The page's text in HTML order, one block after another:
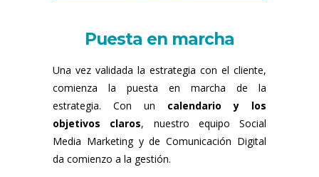
Puesta en marcha
Una vez validada la estrategia con el cliente,
comienza la puesta en marcha de la
estrategia. Con un calendario y los
objetivos claros, nuestro equipo Social
Media Marketing y de Comunicación Digital
da comienzo a la gestión.